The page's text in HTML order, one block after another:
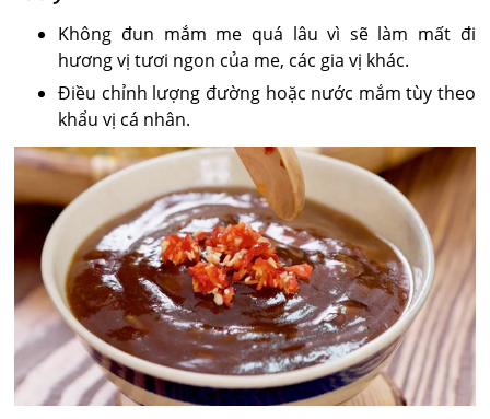
Không đun mắm me quá lâu vì sẽ làm mất đi
hương vị tươi ngon của me, các gia vị khác.
Điều chỉnh lượng đường hoặc nước mắm tùy theo
khẩu vị cá nhân.